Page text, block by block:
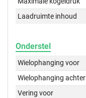
Laadruimte inhoud
Onderstel
Wielophanging voor
Wielophanging achter
Vering voor